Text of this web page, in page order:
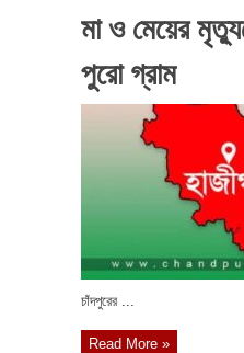
মা ও মেয়ের
পুরো গ্রাম
চাঁদপুরের ...
Read More »